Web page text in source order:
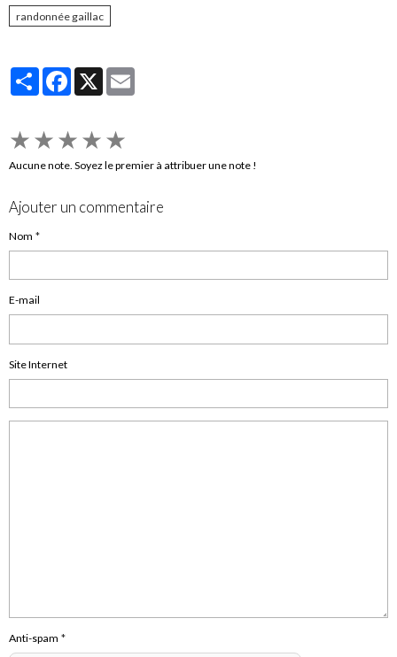
randonnée gaillac
PartagerFacebook
X
★★★★★
Aucune note. Soyez le premier à attribuer une note !
Ajouter un commentaire
Nom
E-mail
Site Internet
Anti-spam